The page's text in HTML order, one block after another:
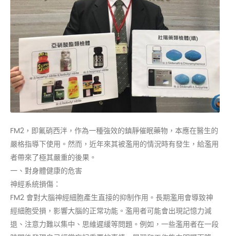
FM2，即氟硝西泮，作為一種強效的鎮靜催眠藥物，本應在醫生的
嚴格指導下使用。然而，近年來其被濫用的情況時有發生，給濫用
者帶來了極其嚴重的後果。
一、對身體健康的危害
神經系統損傷：
FM2 會對大腦神經細胞產生直接的抑制作用。長期濫用會導致神
經細胞受損，影響大腦的正常功能。濫用者可能會出現記憶力減
退、注意力難以集中、思維遲緩等問題。例如，一些濫用者在一段